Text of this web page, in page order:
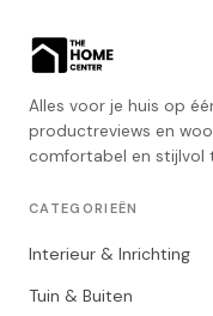
Alles voor je huis op
productreviews en
comfortabel en stijlvol
CATEGORIEËN
Interieur & Inrichting
Tuin & Buiten